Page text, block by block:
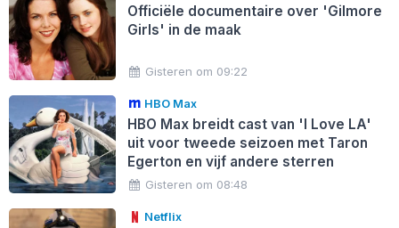
Officiële documentaire over 'Gilmore
Girls' in de maak
Gisteren om 09:22
HBO Max
HBO Max breidt cast van 'I Love LA'
uit voor tweede seizoen met Taron
Egerton en vijf andere sterren
Gisteren om 08:48
Netflix